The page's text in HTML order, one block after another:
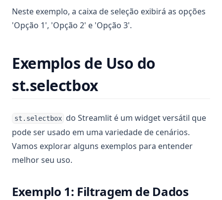
Neste exemplo, a caixa de seleção exibirá as opções
'Opção 1', 'Opção 2' e 'Opção 3'.
Exemplos de Uso do
st.selectbox
st.selectbox do Streamlit é um widget versátil que
pode ser usado em uma variedade de cenários.
Vamos explorar alguns exemplos para entender
melhor seu uso.
Exemplo 1: Filtragem de Dados